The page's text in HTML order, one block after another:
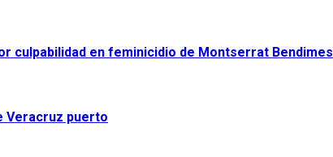
culpabilidad en feminicidio de Montserrat Bendimes
Veracruz puerto